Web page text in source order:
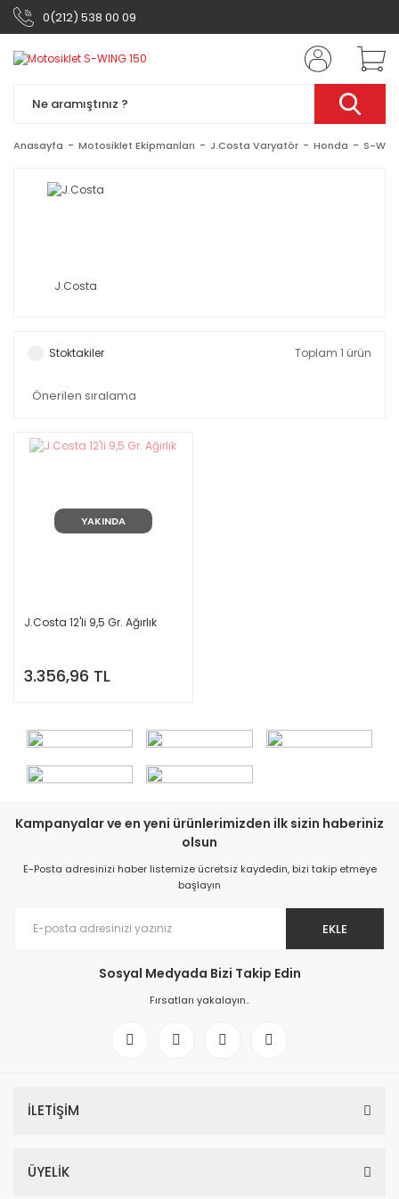
0(212) 538 00 09
Anasayfa Motosiklet Ekipmanları J.Costa Varyatör Honda S-
J.Costa
Stoktakiler Toplam 1 ürün
YAKINDA
J.Costa 12'li 9,5 Gr. Ağırlık
3.356,96 TL
Kampanyalar ve en yeni ürünlerimizden ilk sizin haberiniz
olsun
E-Posta adresinizi haber listemize ücretsiz kaydedin, bizi takip etmeye
başlayın
EKLE
Sosyal Medyada Bizi Takip Edin
Fırsatları yakalayın..
İLETİŞİM
ÜYELİK